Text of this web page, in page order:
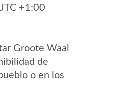
+1:00
Groote Waal
de
o en los